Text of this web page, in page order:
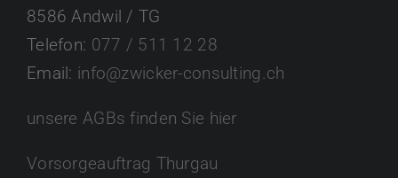
8586 Andwil / TG
Telefon: 077 / 511 12 28
Email: info@zwicker-consulting.ch
unsere AGBs finden Sie hier
Vorsorgeauftrag Thurgau